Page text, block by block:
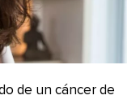
de un cáncer de